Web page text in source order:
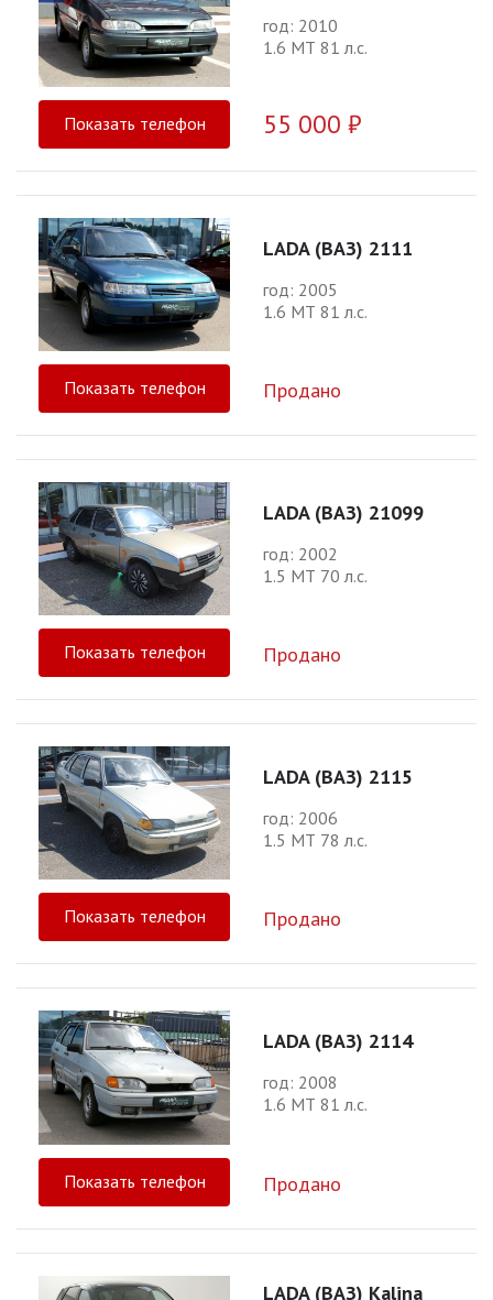
год: 2010
1.6 МТ 81 л.с.
Показать телефон 55 000 ₽
LADA (ВАЗ) 2111
год: 2005
1.6 МТ 81 л.с.
Показать телефон Продано
LADA (ВАЗ) 21099
год: 2002
1.5 МТ 70 л.с.
Показать телефон Продано
LADA (ВАЗ) 2115
год: 2006
1.5 МТ 78 л.с.
Показать телефон Продано
LADA (ВАЗ) 2114
год: 2008
1.6 МТ 81 л.с.
Показать телефон Продано
LADA (ВАЗ) Kalina